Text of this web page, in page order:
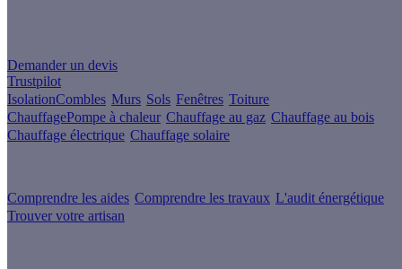
Demander un devis
Trustpilot
IsolationCombles Murs Sols Fenêtres Toiture
ChauffagePompe à chaleur Chauffage au gaz Chauffage au bois
Chauffage électrique Chauffage solaire
Comprendre les aides Comprendre les travaux L'audit énergétique
Trouver votre artisan